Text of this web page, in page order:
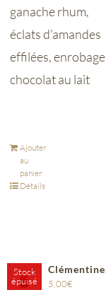
ganache rhum,
éclats d'amandes
effilées, enrobage
chocolat au lait
Ajouter
au
panier
Détails
Stock
épuisé
Clémentine
5,00€